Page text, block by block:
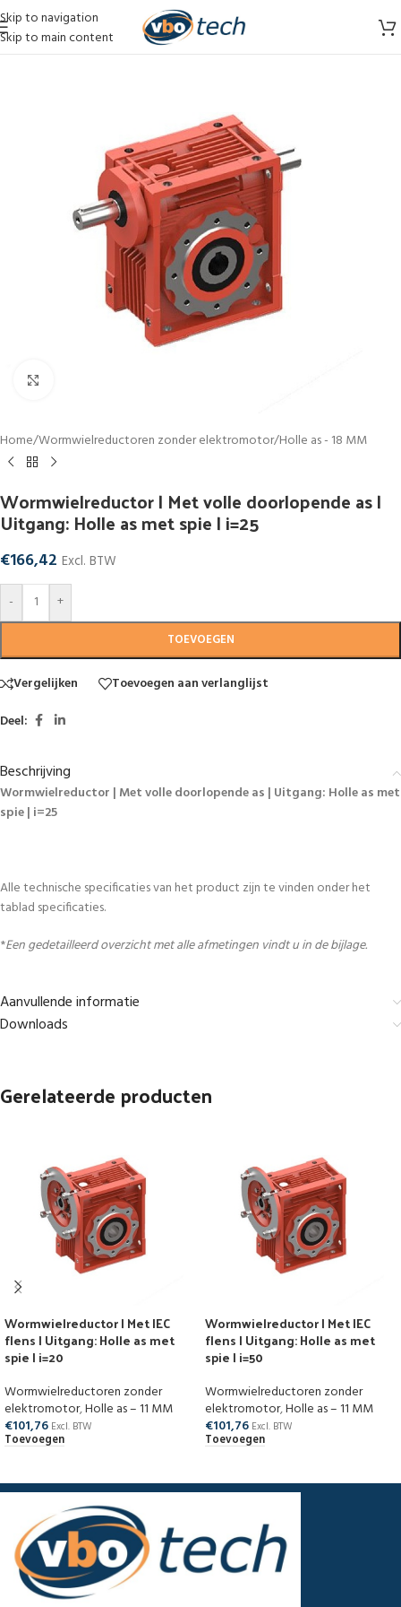
Skip to navigation
Skip to main content
Home/Wormwielreductoren zonder elektromotor/Holle as - 18 MM
Wormwielreductor | Met volle doorlopende as |
Uitgang: Holle as met spie | i=25
€166,42 Excl. BTW
-
+
TOEVOEGEN
Vergelijken
Toevoegen aan verlanglijst
Deel:
Beschrijving
Wormwielreductor | Met volle doorlopende as | Uitgang: Holle as met
spie | i=25
Alle technische specificaties van het product zijn te vinden onder het
tablad specificaties.
*Een gedetailleerd overzicht met alle afmetingen vindt u in de bijlage.
Aanvullende informatie
Downloads
Gerelateerde producten
Wormwielreductor | Met IEC
flens | Uitgang: Holle as met
spie | i=20
Wormwielreductoren zonder
elektromotor,Holle as – 11 MM
€101,76 Excl. BTW
Toevoegen
Wormwielreductor | Met IEC
flens | Uitgang: Holle as met
spie | i=50
Wormwielreductoren zonder
elektromotor,Holle as – 11 MM
€101,76 Excl. BTW
Toevoegen